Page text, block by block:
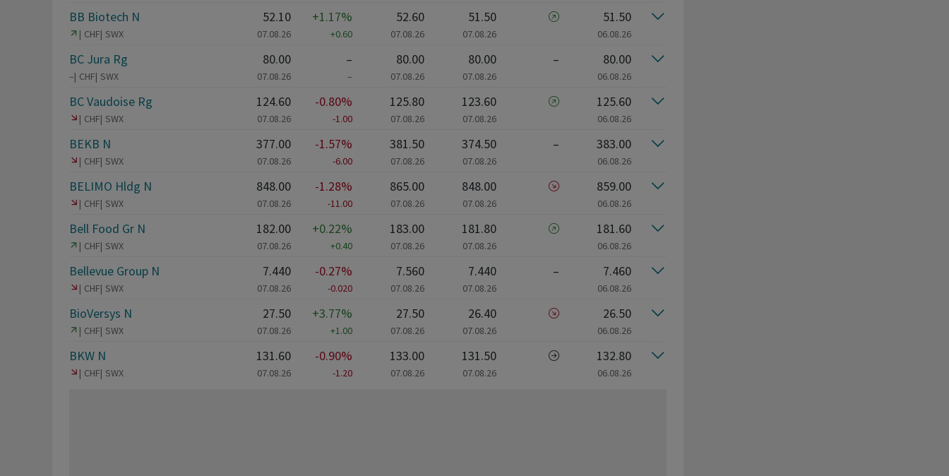
BB Biotech N
CHF SWX
52.10
07.08.26
+1.17%
+0.60
52.60
07.08.26
51.50
07.08.26
51.50
06.08.26
BC Jura Rg
– CHF SWX
80.00
07.08.26
–
–
80.00
07.08.26
80.00
07.08.26
– 80.00
06.08.26
BC Vaudoise Rg
CHF SWX
124.60
07.08.26
-0.80%
-1.00
125.80
07.08.26
123.60
07.08.26
125.60
06.08.26
BEKB N
CHF SWX
377.00
07.08.26
-1.57%
-6.00
381.50
07.08.26
374.50
07.08.26
– 383.00
06.08.26
BELIMO Hldg N
CHF SWX
848.00
07.08.26
-1.28%
-11.00
865.00
07.08.26
848.00
07.08.26
859.00
06.08.26
Bell Food Gr N
CHF SWX
182.00
07.08.26
+0.22%
+0.40
183.00
07.08.26
181.80
07.08.26
181.60
06.08.26
Bellevue Group N
CHF SWX
7.440
07.08.26
-0.27%
-0.020
7.560
07.08.26
7.440
07.08.26
– 7.460
06.08.26
BioVersys N
CHF SWX
27.50
07.08.26
+3.77%
+1.00
27.50
07.08.26
26.40
07.08.26
26.50
06.08.26
BKW N
CHF SWX
131.60
07.08.26
-0.90%
-1.20
133.00
07.08.26
131.50
07.08.26
132.80
06.08.26